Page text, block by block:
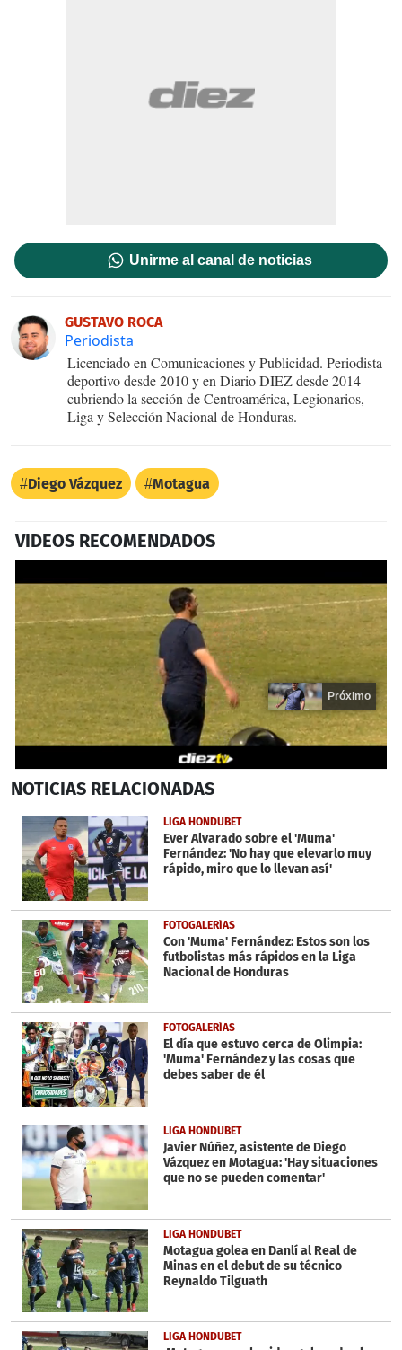
Unirme al canal de noticias
GUSTAVO ROCA
Periodista
Licenciado en Comunicaciones y Publicidad. Periodista
deportivo desde 2010 y en Diario DIEZ desde 2014
cubriendo la sección de Centroamérica, Legionarios,
Liga y Selección Nacional de Honduras.
Diego Vázquez Motagua
VIDEOS RECOMENDADOS
seconds
19
seconds
Próximo
NOTICIAS RELACIONADAS
LIGA HONDUBET
Ever Alvarado sobre el 'Muma'
Fernández: 'No hay que elevarlo muy
rápido, miro que lo llevan así'
FOTOGALERÍAS
Con 'Muma' Fernández: Estos son los
futbolistas más rápidos en la Liga
Nacional de Honduras
FOTOGALERÍAS
El día que estuvo cerca de Olimpia:
'Muma' Fernández y las cosas que
debes saber de él
LIGA HONDUBET
Javier Núñez, asistente de Diego
Vázquez en Motagua: 'Hay situaciones
que no se pueden comentar'
LIGA HONDUBET
Motagua golea en Danlí al Real de
Minas en el debut de su técnico
Reynaldo Tilguath
LIGA HONDUBET